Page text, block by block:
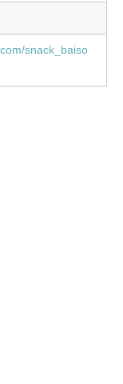
snack_baiso